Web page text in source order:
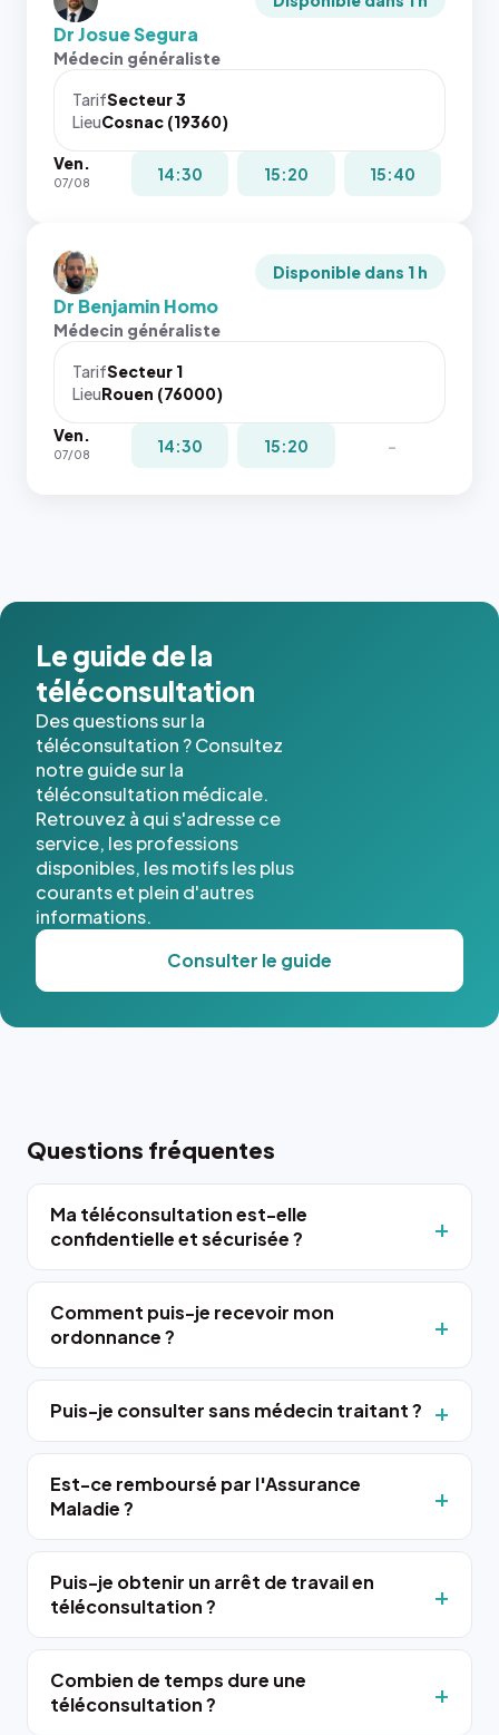
Dr Josue Segura
Médecin généraliste
TarifSecteur 3
LieuCosnac (19360)
Ven.
07/08 14:30 15:20 15:40
Disponible dans 1 h
Dr Benjamin Homo
Médecin généraliste
TarifSecteur 1
LieuRouen (76000)
Ven.
07/08 14:30 15:20 -
Le guide de la
téléconsultation
Des questions sur la
téléconsultation ? Consultez
notre guide sur la
téléconsultation médicale.
Retrouvez à qui s'adresse ce
service, les professions
disponibles, les motifs les plus
courants et plein d'autres
informations.
Consulter le guide
Questions fréquentes
Ma téléconsultation est-elle
confidentielle et sécurisée ?
Comment puis-je recevoir mon
ordonnance ?
Puis-je consulter sans médecin traitant ?
Est-ce remboursé par l'Assurance
Maladie ?
Puis-je obtenir un arrêt de travail en
téléconsultation ?
Combien de temps dure une
téléconsultation ?